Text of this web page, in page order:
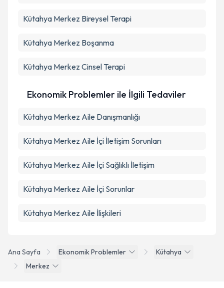
Ana Sayfa Ekonomik Problemler
Kütahya
Merkez
Kütahya Merkez Bireysel Terapi
Kütahya Merkez Boşanma
Kütahya Merkez Cinsel Terapi
Ekonomik Problemler ile İlgili Tedaviler
Kütahya Merkez Aile Danışmanlığı
Kütahya Merkez Aile İçi İletişim Sorunları
Kütahya Merkez Aile İçi Sağlıklı İletişim
Kütahya Merkez Aile İçi Sorunlar
Kütahya Merkez Aile İlişkileri